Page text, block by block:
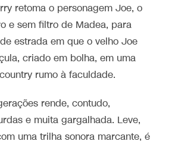
retoma o personagem Joe, o
e sem filtro de Madea, para
estrada em que o velho Joe
criado em bolha, em uma
rumo à faculdade.
rende, contudo,
e muita gargalhada. Leve,
uma trilha sonora marcante, é